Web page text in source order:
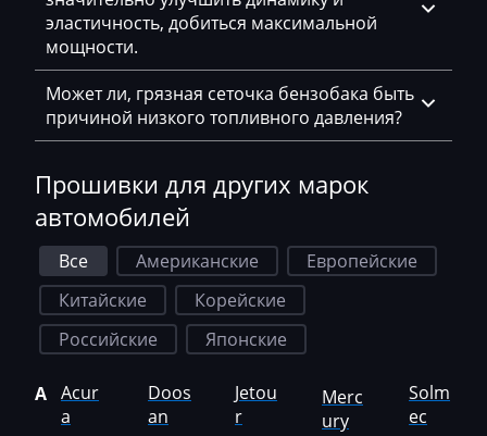
Furukawa
GAC
Geely
Genie
Genset
GMC
Great Wall
Groz
эластичность, добиться максимальной
мощности.
Может ли, грязная сеточка бензобака быть
причиной низкого топливного давления?
Прошивки для других марок
автомобилей
Все Американские
Европейские
Китайские
Корейские
Российские
Японские
A Acur
a
Doos
an
Jetou
r
Merc
ury
Solm
ec